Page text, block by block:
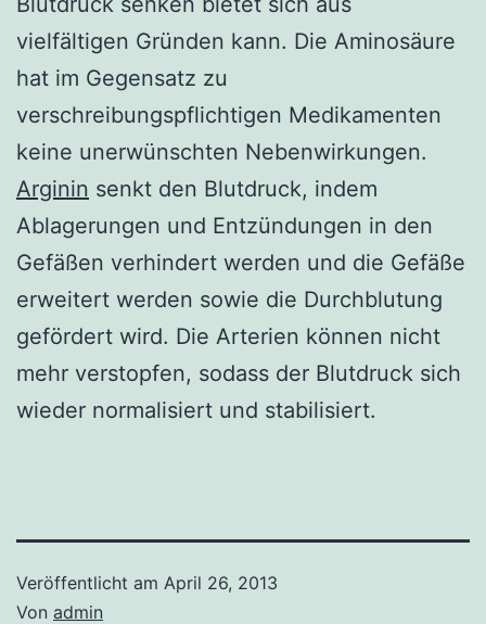
vielfältigen Gründen kann. Die Aminosäure
hat im Gegensatz zu
verschreibungspflichtigen Medikamenten
keine unerwünschten Nebenwirkungen.
Arginin senkt den Blutdruck, indem
Ablagerungen und Entzündungen in den
Gefäßen verhindert werden und die Gefäße
erweitert werden sowie die Durchblutung
gefördert wird. Die Arterien können nicht
mehr verstopfen, sodass der Blutdruck sich
wieder normalisiert und stabilisiert.
Veröffentlicht am April 26, 2013
Von admin